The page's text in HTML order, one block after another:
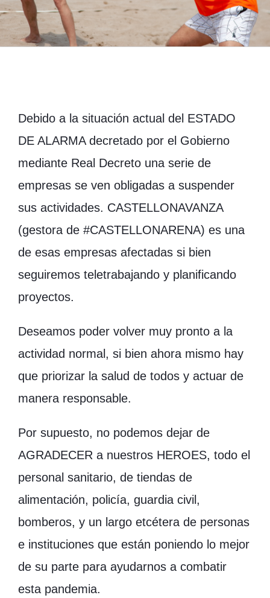
Debido a la situación actual del ESTADO
DE ALARMA decretado por el Gobierno
mediante Real Decreto una serie de
empresas se ven obligadas a suspender
sus actividades. CASTELLONAVANZA
(gestora de #CASTELLONARENA) es una
de esas empresas afectadas si bien
seguiremos teletrabajando y planificando
proyectos.
Deseamos poder volver muy pronto a la
actividad normal, si bien ahora mismo hay
que priorizar la salud de todos y actuar de
manera responsable.
Por supuesto, no podemos dejar de
AGRADECER a nuestros HEROES, todo el
personal sanitario, de tiendas de
alimentación, policía, guardia civil,
bomberos, y un largo etcétera de personas
e instituciones que están poniendo lo mejor
de su parte para ayudarnos a combatir
esta pandemia.